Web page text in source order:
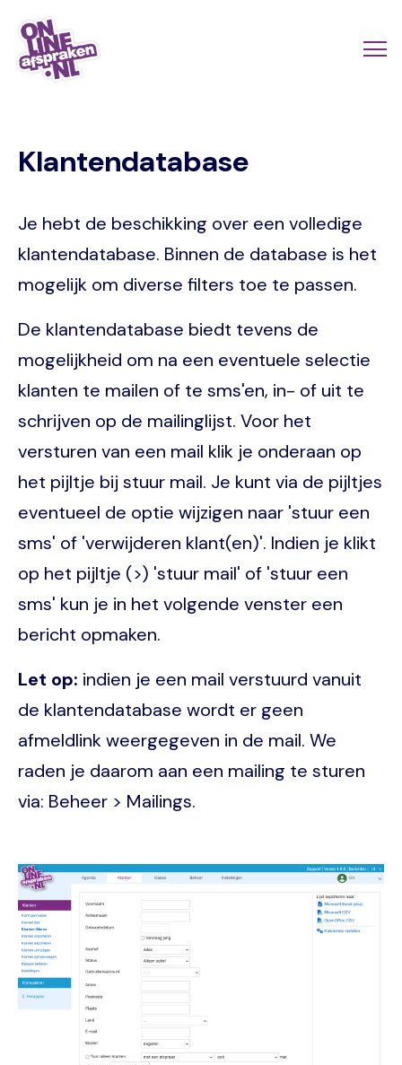
Naar
hoofdinhoud
Klantendatabase
Je hebt de beschikking over een volledige
klantendatabase. Binnen de database is het
mogelijk om diverse filters toe te passen.
De klantendatabase biedt tevens de
mogelijkheid om na een eventuele selectie
klanten te mailen of te sms'en, in- of uit te
schrijven op de mailinglijst. Voor het
versturen van een mail klik je onderaan op
het pijltje bij stuur mail. Je kunt via de pijltjes
eventueel de optie wijzigen naar 'stuur een
sms' of 'verwijderen klant(en)'. Indien je klikt
op het pijltje (>) 'stuur mail' of 'stuur een
sms' kun je in het volgende venster een
bericht opmaken.
Let op: indien je een mail verstuurd vanuit
de klantendatabase wordt er geen
afmeldlink weergegeven in de mail. We
raden je daarom aan een mailing te sturen
via: Beheer > Mailings.
Image